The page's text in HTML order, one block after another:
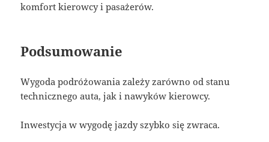
komfort kierowcy i pasażerów.
Podsumowanie
Wygoda podróżowania zależy zarówno od stanu
technicznego auta, jak i nawyków kierowcy.
Inwestycja w wygodę jazdy szybko się zwraca.